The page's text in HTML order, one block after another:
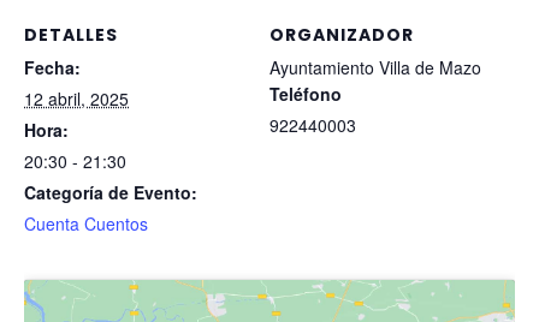
DETALLES
Fecha:
12 abril, 2025
Hora:
20:30 - 21:30
Categoría de Evento:
Cuenta Cuentos
ORGANIZADOR
Ayuntamiento Villa de Mazo
Teléfono
922440003